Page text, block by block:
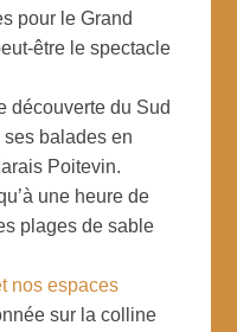
pour le Grand
être le spectacle
découverte du Sud
balades en
Poitevin.
une heure de
plages de sable
nos espaces
sur la colline